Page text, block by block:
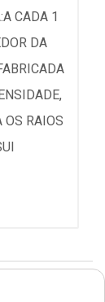
CADA 1
DA
OS RAIOS